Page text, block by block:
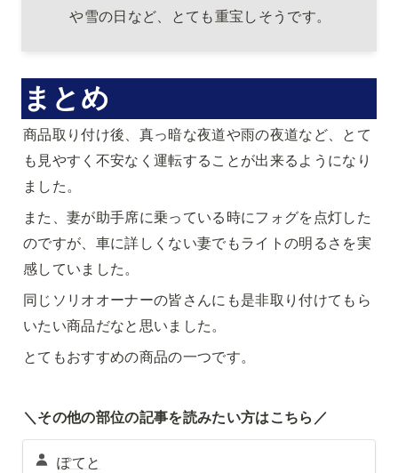
や雪の日など、とても重宝しそうです。
まとめ
商品取り付け後、真っ暗な夜道や雨の夜道など、とて
も見やすく不安なく運転することが出来るようになり
ました。
また、妻が助手席に乗っている時にフォグを点灯した
のですが、車に詳しくない妻でもライトの明るさを実
感していました。
同じソリオオーナーの皆さんにも是非取り付けてもら
いたい商品だなと思いました。
とてもおすすめの商品の一つです。
＼その他の部位の記事を読みたい方はこちら／
ぽてと